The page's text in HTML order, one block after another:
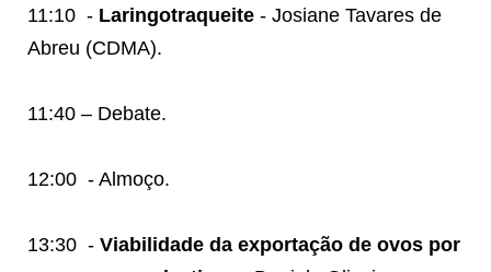
11:10 - Laringotraqueite - Josiane Tavares de
Abreu (CDMA).
11:40 – Debate.
12:00 - Almoço.
13:30 - Viabilidade da exportação de ovos por